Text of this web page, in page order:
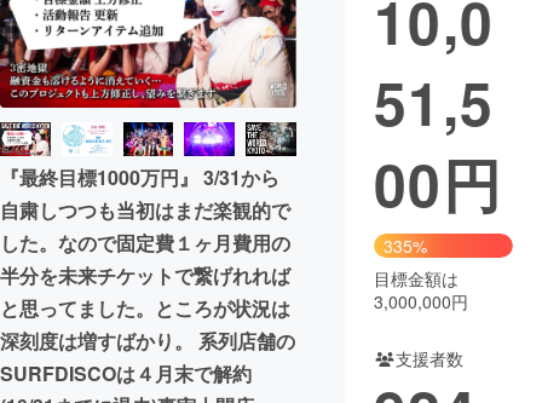
映像・映画
ビジネス・起業 チャレンジ
まちづくり・地域活性化
CAMPFIRE for Social Good
CAMPFIRE Creation
CAMPFIREふるさと納税machi-ya コミュニティ
『最終目標1000万円』 3/31から
自粛しつつも当初はまだ楽観的で
した。なので固定費１ヶ月費用の
半分を未来チケットで繋げれれば
と思ってました。ところが状況は
深刻度は増すばかり。 系列店舗の
SURFDISCOは４月末で解約
10,0
51,5
00円
335%
目標金額は
3,000,000円
支援者数